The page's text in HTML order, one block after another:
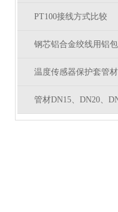
PT100接线方式比较